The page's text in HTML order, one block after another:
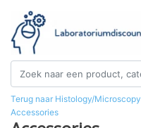
Terug naar Histology/Microscopy
Accessories